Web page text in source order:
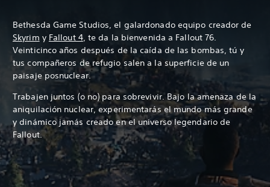
Bethesda Game Studios, el galardonado equipo creador de
Skyrim y Fallout 4, te da la bienvenida a Fallout 76.
Veinticinco años después de la caída de las bombas, tú y
tus compañeros de refugio salen a la superficie de un
paisaje posnuclear.
Trabajen juntos (o no) para sobrevivir. Bajo la amenaza de la
aniquilación nuclear, experimentarás el mundo más grande
y dinámico jamás creado en el universo legendario de
Fallout.